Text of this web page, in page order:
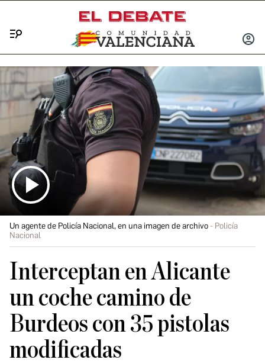
INICIAR
Un agente de Policía Nacional, en una imagen de archivo
Policía
Nacional
Interceptan en Alicante
un coche camino de
Burdeos con 35 pistolas
modificadas